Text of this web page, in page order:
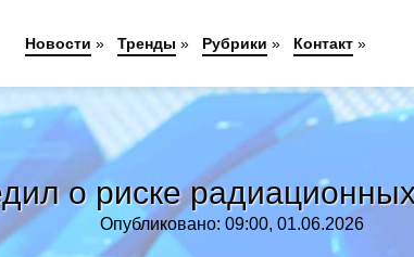
о риске
Опубликовано: 09:00, 01.06.2026
Новости » Тренды » Рубрики » Контакт»